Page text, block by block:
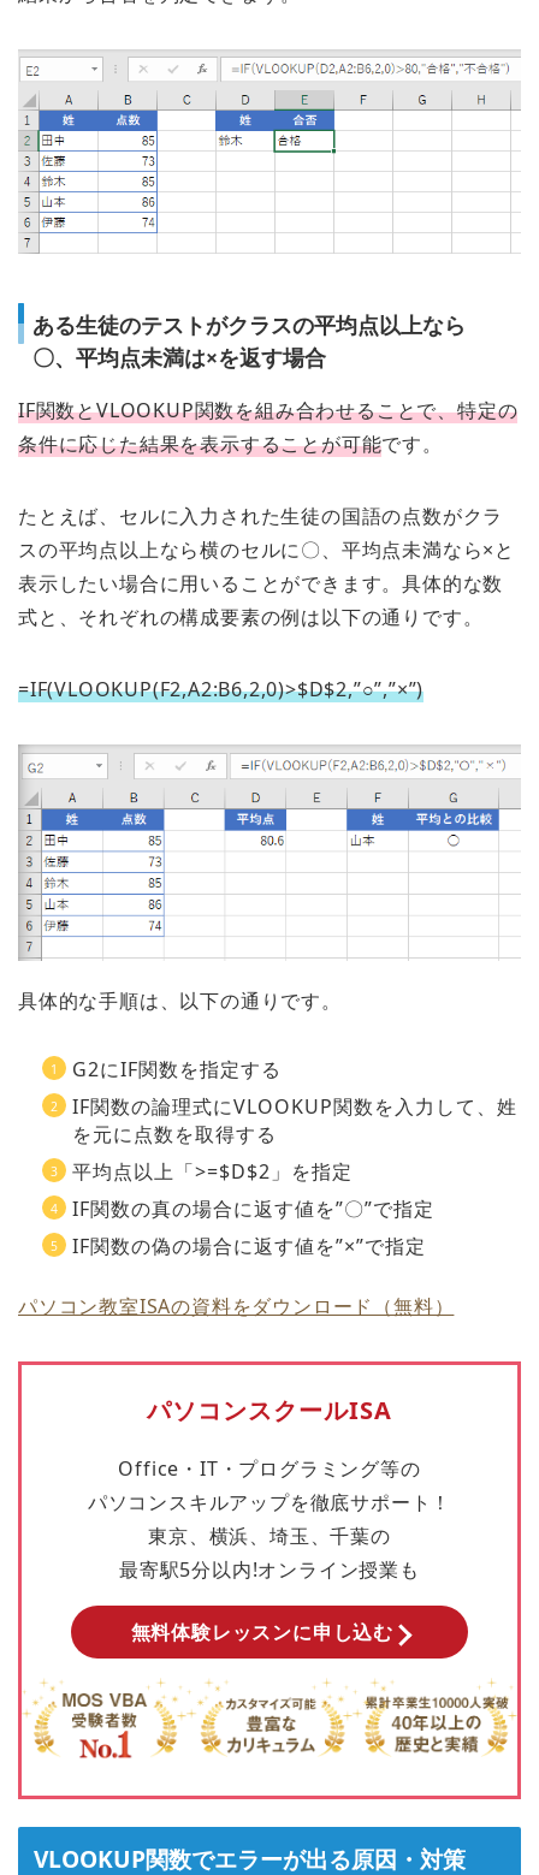
ある生徒のテストがクラスの平均点以上なら
〇、平均点未満は×を返す場合
IF関数とVLOOKUP関数を組み合わせることで、特定の
条件に応じた結果を表示することが可能です。
たとえば、セルに入力された生徒の国語の点数がクラ
スの平均点以上なら横のセルに〇、平均点未満なら×と
表示したい場合に用いることができます。具体的な数
式と、それぞれの構成要素の例は以下の通りです。
=IF(VLOOKUP(F2,A2:B6,2,0)>$D$2,”○”,”×”)
具体的な手順は、以下の通りです。
G2にIF関数を指定する
IF関数の論理式にVLOOKUP関数を入力して、姓
を元に点数を取得する
平均点以上「>=$D$2」を指定
IF関数の真の場合に返す値を”〇”で指定
IF関数の偽の場合に返す値を”×”で指定
パソコン教室ISAの資料をダウンロード（無料）
パソコンスクールISA
Office・IT・プログラミング等の
パソコンスキルアップを徹底サポート！
東京、横浜、埼玉、千葉の
最寄駅5分以内!オンライン授業も
無料体験レッスンに申し込む
VLOOKUP関数でエラーが出る原因・対策